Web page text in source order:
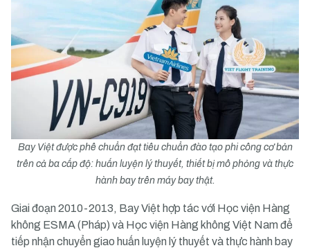
Bay Việt được phê chuẩn đạt tiêu chuẩn đào tạo phi công cơ bản
trên cả ba cấp độ: huấn luyện lý thuyết, thiết bị mô phỏng và thực
hành bay trên máy bay thật.
Giai đoạn 2010-2013, Bay Việt hợp tác với Học viện Hàng
không ESMA (Pháp) và Học viện Hàng không Việt Nam để
tiếp nhận chuyển giao huấn luyện lý thuyết và thực hành bay